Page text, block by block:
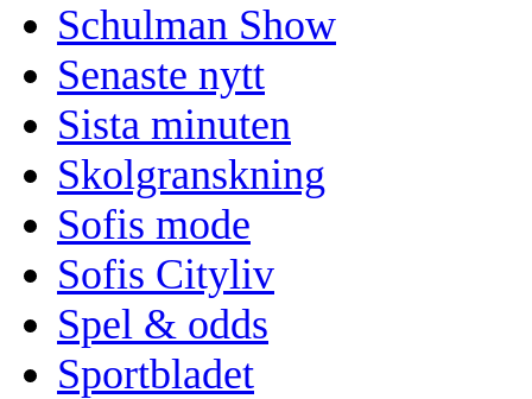
Schulman Show
Senaste nytt
Sista minuten
Skolgranskning
Sofis mode
Sofis Cityliv
Spel & odds
Sportbladet